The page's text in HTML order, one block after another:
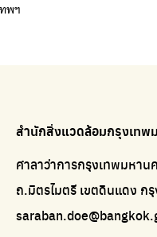
ทพฯ
สำนักสิ่งแวดล้อมกรุงเทพ
ศาลาว่าการกรุงเทพมหาน
ถ.มิตรไมตรี เขตดินแดง ก